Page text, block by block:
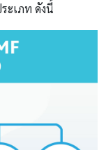
ะเภท ดังนี้